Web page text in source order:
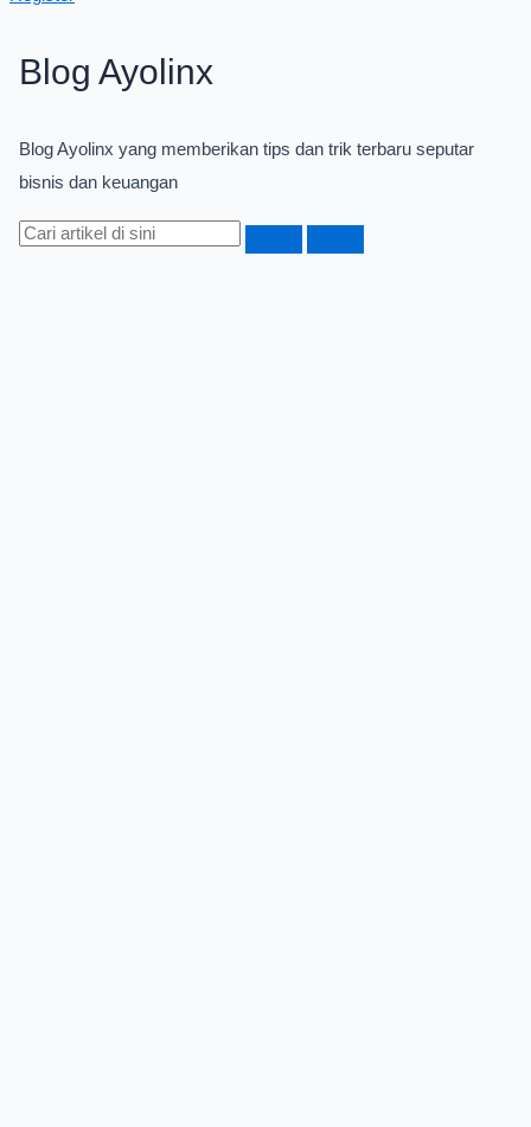
Blog Ayolinx
Blog Ayolinx yang memberikan tips dan trik terbaru seputar
bisnis dan keuangan